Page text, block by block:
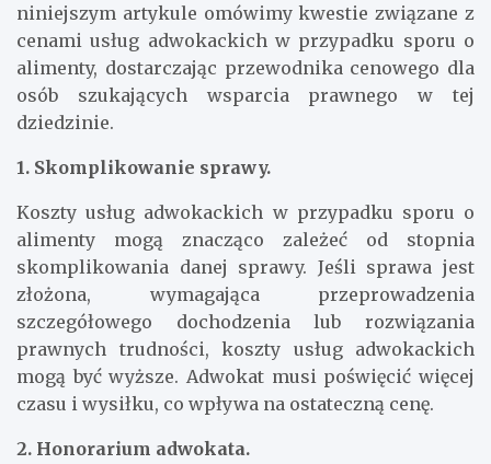
niniejszym artykule omówimy kwestie związane z
cenami usług adwokackich w przypadku sporu o
alimenty, dostarczając przewodnika cenowego dla
osób szukających wsparcia prawnego w tej
dziedzinie.
1. Skomplikowanie sprawy.
Koszty usług adwokackich w przypadku sporu o
alimenty mogą znacząco zależeć od stopnia
skomplikowania danej sprawy. Jeśli sprawa jest
złożona, wymagająca przeprowadzenia
szczegółowego dochodzenia lub rozwiązania
prawnych trudności, koszty usług adwokackich
mogą być wyższe. Adwokat musi poświęcić więcej
czasu i wysiłku, co wpływa na ostateczną cenę.
2. Honorarium adwokata.